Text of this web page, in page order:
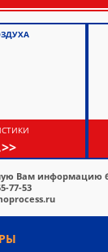
Вам информацию
77-53